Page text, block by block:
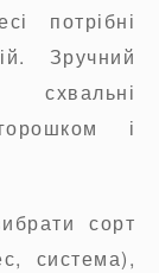
потрібні
Зручний
схвальні
і
сорт
система),